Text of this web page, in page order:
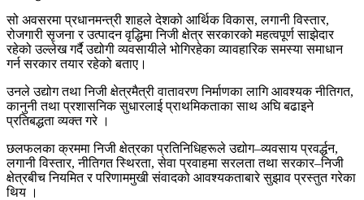
सो अवसरमा प्रधानमन्त्री शाहले देशको आर्थिक विकास, लगानी विस्तार,
रोजगारी सृजना र उत्पादन वृद्धिमा निजी क्षेत्र सरकारको महत्वपूर्ण साझेदार
रहेको उल्लेख गर्दै उद्योगी व्यवसायीले भोगिरहेका व्यावहारिक समस्या समाधान
गर्न सरकार तयार रहेको बताए।
उनले उद्योग तथा निजी क्षेत्रमैत्री वातावरण निर्माणका लागि आवश्यक नीतिगत,
कानुनी तथा प्रशासनिक सुधारलाई प्राथमिकताका साथ अघि बढाइने
प्रतिबद्धता व्यक्त गरे ।
छलफलका क्रममा निजी क्षेत्रका प्रतिनिधिहरूले उद्योग–व्यवसाय प्रवर्द्धन,
लगानी विस्तार, नीतिगत स्थिरता, सेवा प्रवाहमा सरलता तथा सरकार–निजी
क्षेत्रबीच नियमित र परिणाममुखी संवादको आवश्यकताबारे सुझाव प्रस्तुत गरेका
थिय ।